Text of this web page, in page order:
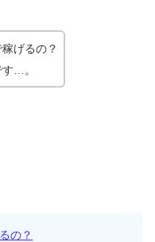
げるの？
…。
の？